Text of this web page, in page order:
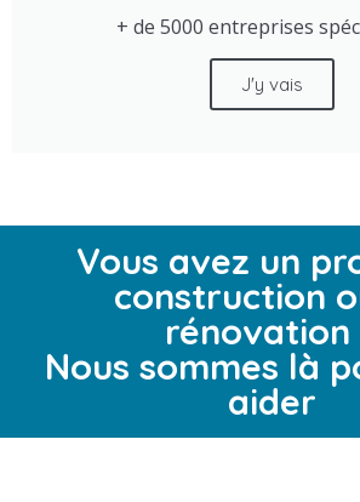
+ de 5000 entreprises
J'y vais
Vous avez un
construction
rénovation
Nous sommes là
aider